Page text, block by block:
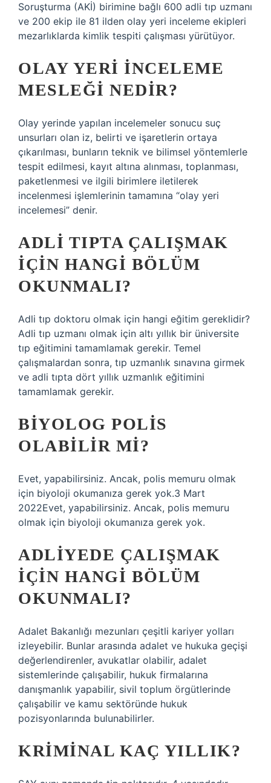
Soruşturma (AKİ) birimine bağlı 600 adli tıp uzmanı
ve 200 ekip ile 81 ilden olay yeri inceleme ekipleri
mezarlıklarda kimlik tespiti çalışması yürütüyor.
OLAY YERI INCELEME
MESLEĞI NEDIR?
Olay yerinde yapılan incelemeler sonucu suç
unsurları olan iz, belirti ve işaretlerin ortaya
çıkarılması, bunların teknik ve bilimsel yöntemlerle
tespit edilmesi, kayıt altına alınması, toplanması,
paketlenmesi ve ilgili birimlere iletilerek
incelenmesi işlemlerinin tamamına “olay yeri
incelemesi” denir.
ADLI TIPTA ÇALIŞMAK
IÇIN HANGI BÖLÜM
OKUNMALI?
Adli tıp doktoru olmak için hangi eğitim gereklidir?
Adli tıp uzmanı olmak için altı yıllık bir üniversite
tıp eğitimini tamamlamak gerekir. Temel
çalışmalardan sonra, tıp uzmanlık sınavına girmek
ve adli tıpta dört yıllık uzmanlık eğitimini
tamamlamak gerekir.
BIYOLOG POLIS
OLABILIR MI?
Evet, yapabilirsiniz. Ancak, polis memuru olmak
için biyoloji okumanıza gerek yok.3 Mart
2022Evet, yapabilirsiniz. Ancak, polis memuru
olmak için biyoloji okumanıza gerek yok.
ADLIYEDE ÇALIŞMAK
IÇIN HANGI BÖLÜM
OKUNMALI?
Adalet Bakanlığı mezunları çeşitli kariyer yolları
izleyebilir. Bunlar arasında adalet ve hukuka geçişi
değerlendirenler, avukatlar olabilir, adalet
sistemlerinde çalışabilir, hukuk firmalarına
danışmanlık yapabilir, sivil toplum örgütlerinde
çalışabilir ve kamu sektöründe hukuk
pozisyonlarında bulunabilirler.
KRIMINAL KAÇ YILLIK?